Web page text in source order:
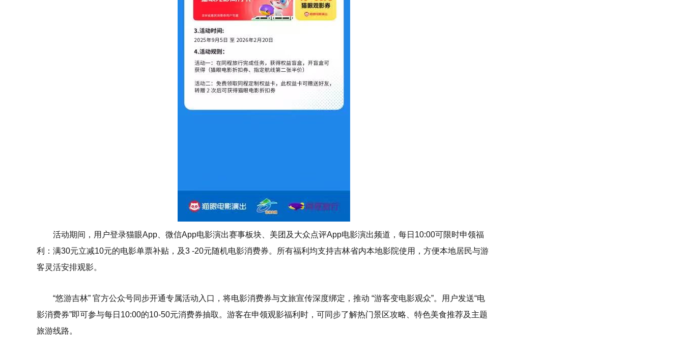
活动期间，用户登录猫眼App、微信App电影演出赛事板块、美团及大众点评App电影演出频道，每日10:00可限时申领福
利：满30元立减10元的电影单票补贴，及3 -20元随机电影消费券。所有福利均支持吉林省内本地影院使用，方便本地居民与游
客灵活安排观影。
“悠游吉林” 官方公众号同步开通专属活动入口，将电影消费券与文旅宣传深度绑定，推动 “游客变电影观众”。用户发送“电
影消费券”即可参与每日10:00的10-50元消费券抽取。游客在申领观影福利时，可同步了解热门景区攻略、特色美食推荐及主题
旅游线路。